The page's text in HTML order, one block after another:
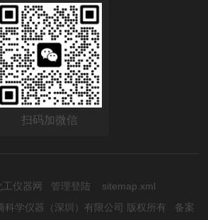
扫码加微信
工仪器网 管理登陆
sitemap.xml
科学仪器（深圳）有限公司 版权所有 备案